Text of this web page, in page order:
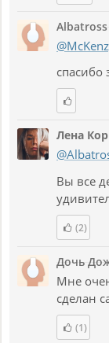
Albatross
спасибо
Лена
Вы все
(2)
Дочь
Мне
сделан
(1)